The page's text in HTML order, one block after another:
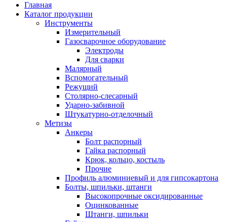
Главная
Каталог продукции
Инструменты
Измерительный
Газосварочное оборудование
Электроды
Для сварки
Малярный
Вспомогательный
Режущий
Столярно-слесарный
Ударно-забивной
Штукатурно-отделочный
Метизы
Анкеры
Болт распорный
Гайка распорный
Крюк, кольцо, костыль
Прочие
Профиль алюминиевый и для гипсокартона
Болты, шпильки, штанги
Высокопрочные оксидированные
Оцинкованные
Штанги, шпильки